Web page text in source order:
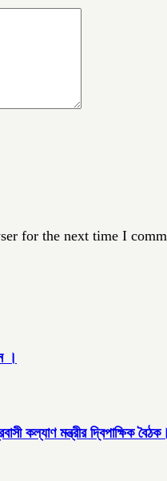
for the next time I
।
কল্যাণ মন্ত্রীর দ্বিপাক্ষিক বৈঠক।